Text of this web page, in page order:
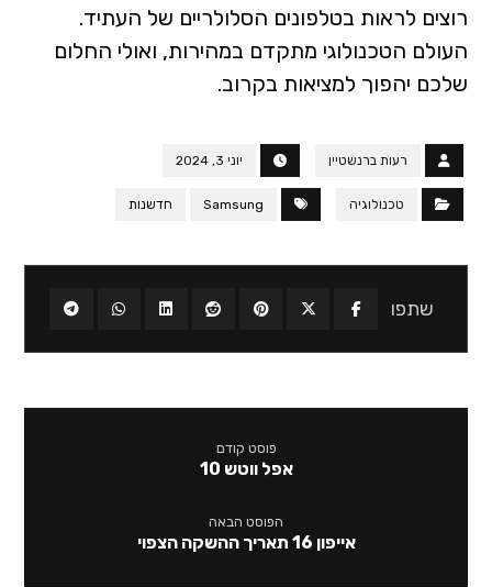
רוצים לראות בטלפונים הסלולריים של העתיד.
העולם הטכנולוגי מתקדם במהירות, ואולי החלום
שלכם יהפוך למציאות בקרוב.
רעות ברנשטיין יוני 3, 2024
טכנולוגיה Samsung חדשנות
פוסט קודם
אפל ווטש 10
הפוסט הבאה
אייפון 16 תאריך ההשקה הצפוי